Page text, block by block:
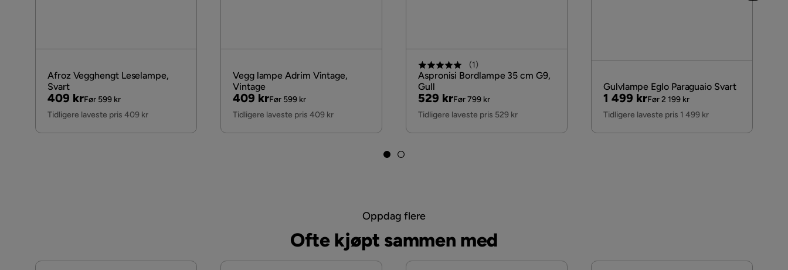
Afroz Vegghengt Leselampe,
Svart
Pris
409 kr
Original
Pris
Før 599 kr
Tidligere laveste pris 409 kr
Vegg lampe Adrim Vintage,
Vintage
Pris
409 kr
Original
Pris
Før 599 kr
Tidligere laveste pris 409 kr
(1)
Aspronisi Bordlampe 35 cm G9,
Gull
Pris
529 kr
Original
Pris
Før 799 kr
Tidligere laveste pris 529 kr
Gulvlampe Eglo Paraguaio Svart
Pris
1 499 kr
Original
Pris
Før 2 199 kr
Tidligere laveste pris 1 499 kr
Oppdag flere
Ofte kjøpt sammen med